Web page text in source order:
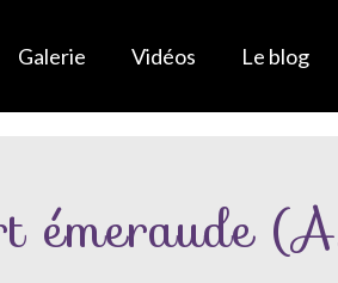
Galerie Vidéos Le blog
émeraude